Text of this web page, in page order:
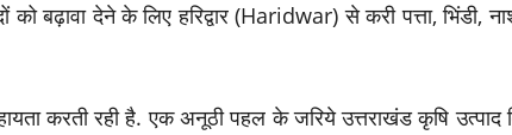
को बढ़ावा देने के लिए हरिद्वार (Haridwar) से करी पत्ता,
करती रही है. एक अनूठी पहल के जरिये उत्तराखंड कृषि उत्पाद